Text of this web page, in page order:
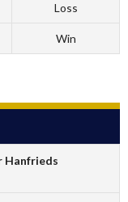
Loss
Win
Hanfrieds